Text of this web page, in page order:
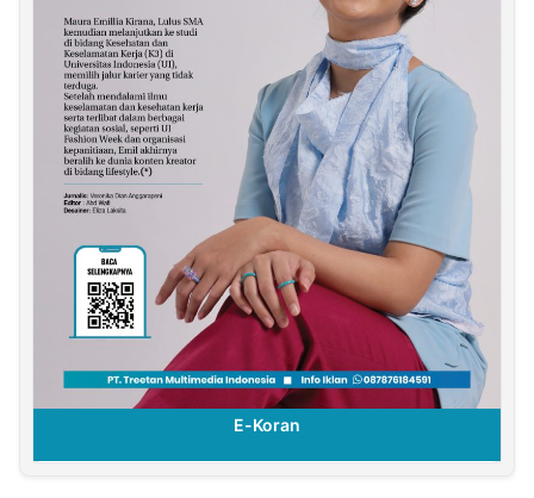
E-Koran